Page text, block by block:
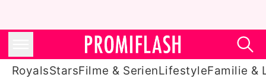
RoyalsStarsFilme & SerienLifestyleFamilie &